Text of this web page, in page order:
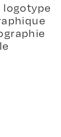
logotype